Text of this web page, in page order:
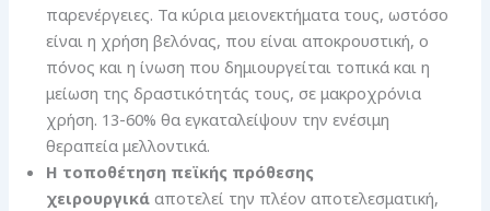
παρενέργειες. Τα κύρια μειονεκτήματα τους, ωστόσο
είναι η χρήση βελόνας, που είναι αποκρουστική, ο
πόνος και η ίνωση που δημιουργείται τοπικά και η
μείωση της δραστικότητάς τους, σε μακροχρόνια
χρήση. 13-60% θα εγκαταλείψουν την ενέσιμη
θεραπεία μελλοντικά.
Η τοποθέτηση πεϊκής πρόθεσης
χειρουργικά αποτελεί την πλέον αποτελεσματική,